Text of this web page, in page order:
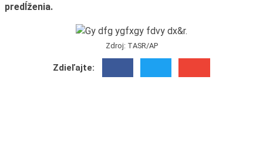
predĺženia.
Zdroj: TASR/AP
Zdieľajte: